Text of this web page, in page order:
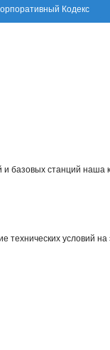
Кодекс
и базовых станций
технических условий